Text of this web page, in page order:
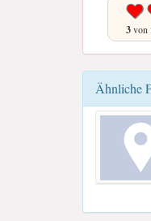
3von
Ähnliche